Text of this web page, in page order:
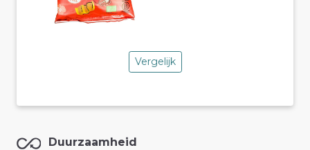
Vergelijk
Duurzaamheid